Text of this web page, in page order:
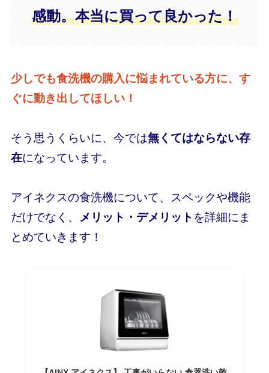
感動。本当に買って良かった！
少しでも食洗機の購入に悩まれている方に、す
ぐに動き出してほしい！
そう思うくらいに、今では無くてはならない存
在になっています。
アイネクスの食洗機について、スペックや機能
だけでなく、
メリット・デメリット を詳細にま
とめていきます！